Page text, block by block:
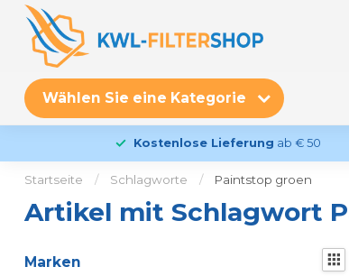
Wählen Sie eine Kategorie
Kostenlose Lieferung ab € 50
Startseite / Schlagworte / Paintstop groen
Artikel mit Schlagwort
Marken